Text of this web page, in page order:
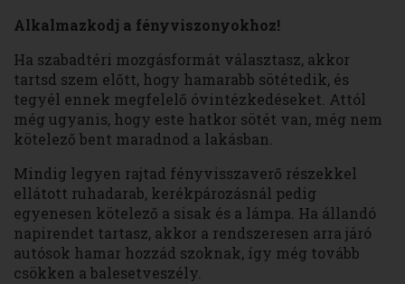
Alkalmazkodj a fényviszonyokhoz!
Ha szabadtéri mozgásformát választasz, akkor
tartsd szem előtt, hogy hamarabb sötétedik, és
tegyél ennek megfelelő óvintézkedéseket. Attól
még ugyanis, hogy este hatkor sötét van, még nem
kötelező bent maradnod a lakásban.
Mindig legyen rajtad fényvisszaverő részekkel
ellátott ruhadarab, kerékpározásnál pedig
egyenesen kötelező a sisak és a lámpa. Ha állandó
napirendet tartasz, akkor a rendszeresen arra járó
autósok hamar hozzád szoknak, így még tovább
csökken a balesetveszély.